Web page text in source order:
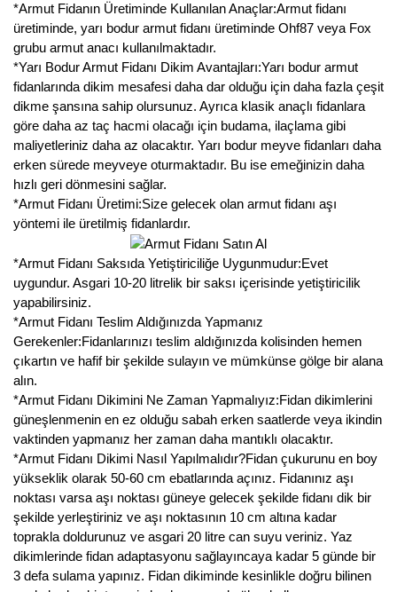
*Armut Fidanın Üretiminde Kullanılan Anaçlar:Armut fidanı
üretiminde, yarı bodur armut fidanı üretiminde Ohf87 veya Fox
grubu armut anacı kullanılmaktadır.
*Yarı Bodur Armut Fidanı Dikim Avantajları:Yarı bodur armut
fidanlarında dikim mesafesi daha dar olduğu için daha fazla çeşit
dikme şansına sahip olursunuz. Ayrıca klasik anaçlı fidanlara
göre daha az taç hacmi olacağı için budama, ilaçlama gibi
maliyetleriniz daha az olacaktır. Yarı bodur meyve fidanları daha
erken sürede meyveye oturmaktadır. Bu ise emeğinizin daha
hızlı geri dönmesini sağlar.
*Armut Fidanı Üretimi:Size gelecek olan armut fidanı aşı
yöntemi ile üretilmiş fidanlardır.
*Armut Fidanı Saksıda Yetiştiriciliğe Uygunmudur:Evet
uygundur. Asgari 10-20 litrelik bir saksı içerisinde yetiştiricilik
yapabilirsiniz.
*Armut Fidanı Teslim Aldığınızda Yapmanız
Gerekenler:Fidanlarınızı teslim aldığınızda kolisinden hemen
çıkartın ve hafif bir şekilde sulayın ve mümkünse gölge bir alana
alın.
*Armut Fidanı Dikimini Ne Zaman Yapmalıyız:Fidan dikimlerini
güneşlenmenin en ez olduğu sabah erken saatlerde veya ikindin
vaktinden yapmanız her zaman daha mantıklı olacaktır.
*Armut Fidanı Dikimi Nasıl Yapılmalıdır?Fidan çukurunu en boy
yükseklik olarak 50-60 cm ebatlarında açınız. Fidanınız aşı
noktası varsa aşı noktası güneye gelecek şekilde fidanı dik bir
şekilde yerleştiriniz ve aşı noktasının 10 cm altına kadar
toprakla doldurunuz ve asgari 20 litre can suyu veriniz. Yaz
dikimlerinde fidan adaptasyonu sağlayıncaya kadar 5 günde bir
3 defa sulama yapınız. Fidan dikiminde kesinlikle doğru bilinen
Mango Fidanı
Melez Meyveler
Murt Fidanı
Muşmula Fidanı
Muz Fidanı
Nadir Çeşit Meyveler
Narenciye Fidanları
Nektarin Fidanı
Papaya Fidanı
Pepino Fidanı
Pitaya Fidanı
Şeftali Fidanı
Trabzon Hurması Fidanı
Üzüm Fidanı
Vişne Fidanı